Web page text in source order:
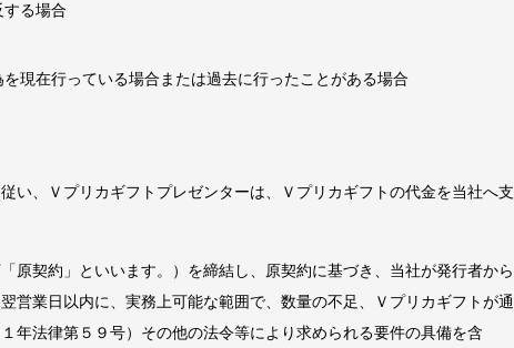
る場合
現在行っている場合または過去に行ったことがある場合
い、Ｖプリカギフトプレゼンターは、Ｖプリカギフトの代金を当社へ支
原契約」といいます。）を締結し、原契約に基づき、当社が発行者から
営業日以内に、実務上可能な範囲で、数量の不足、Ｖプリカギフトが通
年法律第５９号）その他の法令等により求められる要件の具備を含